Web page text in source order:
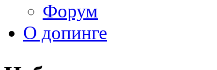
Форум
О допинге